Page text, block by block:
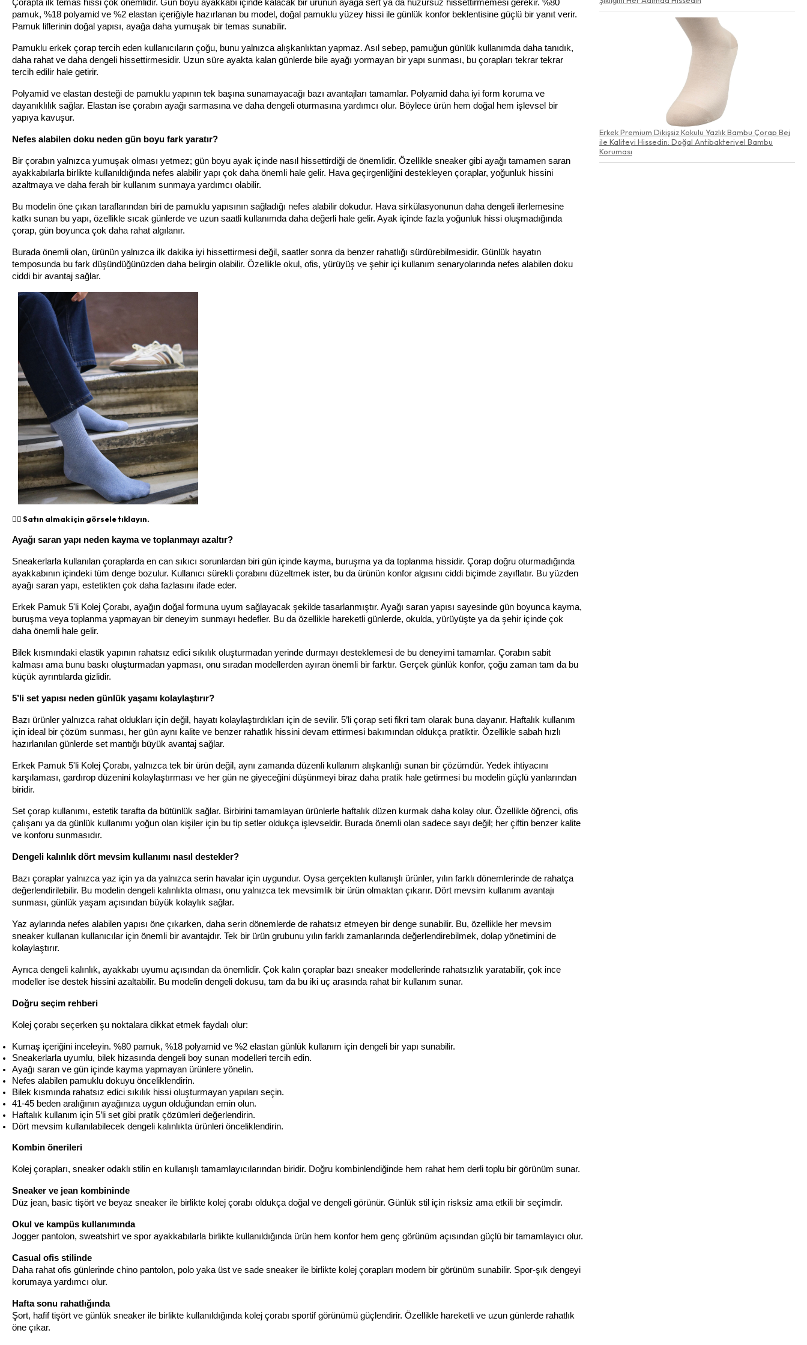
Çorapta ilk temas hissi çok önemlidir. Gün boyu ayakkabı içinde kalacak bir ürünün ayağa sert ya da huzursuz hissettirmemesi gerekir. %80
pamuk, %18 polyamid ve %2 elastan içeriğiyle hazırlanan bu model, doğal pamuklu yüzey hissi ile günlük konfor beklentisine güçlü bir yanıt verir.
Pamuk liflerinin doğal yapısı, ayağa daha yumuşak bir temas sunabilir.
Pamuklu erkek çorap tercih eden kullanıcıların çoğu, bunu yalnızca alışkanlıktan yapmaz. Asıl sebep, pamuğun günlük kullanımda daha tanıdık,
daha rahat ve daha dengeli hissettirmesidir. Uzun süre ayakta kalan günlerde bile ayağı yormayan bir yapı sunması, bu çorapları tekrar tekrar
tercih edilir hale getirir.
Polyamid ve elastan desteği de pamuklu yapının tek başına sunamayacağı bazı avantajları tamamlar. Polyamid daha iyi form koruma ve
dayanıklılık sağlar. Elastan ise çorabın ayağı sarmasına ve daha dengeli oturmasına yardımcı olur. Böylece ürün hem doğal hem işlevsel bir
yapıya kavuşur.
Nefes alabilen doku neden gün boyu fark yaratır?
Bir çorabın yalnızca yumuşak olması yetmez; gün boyu ayak içinde nasıl hissettirdiği de önemlidir. Özellikle sneaker gibi ayağı tamamen saran
ayakkabılarla birlikte kullanıldığında nefes alabilir yapı çok daha önemli hale gelir. Hava geçirgenliğini destekleyen çoraplar, yoğunluk hissini
azaltmaya ve daha ferah bir kullanım sunmaya yardımcı olabilir.
Bu modelin öne çıkan taraflarından biri de pamuklu yapısının sağladığı nefes alabilir dokudur. Hava sirkülasyonunun daha dengeli ilerlemesine
katkı sunan bu yapı, özellikle sıcak günlerde ve uzun saatli kullanımda daha değerli hale gelir. Ayak içinde fazla yoğunluk hissi oluşmadığında
çorap, gün boyunca çok daha rahat algılanır.
Burada önemli olan, ürünün yalnızca ilk dakika iyi hissettirmesi değil, saatler sonra da benzer rahatlığı sürdürebilmesidir. Günlük hayatın
temposunda bu fark düşündüğünüzden daha belirgin olabilir. Özellikle okul, ofis, yürüyüş ve şehir içi kullanım senaryolarında nefes alabilen doku
ciddi bir avantaj sağlar.
👉🏻 Satın almak için görsele tıklayın.
Ayağı saran yapı neden kayma ve toplanmayı azaltır?
Sneakerlarla kullanılan çoraplarda en can sıkıcı sorunlardan biri gün içinde kayma, buruşma ya da toplanma hissidir. Çorap doğru oturmadığında
ayakkabının içindeki tüm denge bozulur. Kullanıcı sürekli çorabını düzeltmek ister, bu da ürünün konfor algısını ciddi biçimde zayıflatır. Bu yüzden
ayağı saran yapı, estetikten çok daha fazlasını ifade eder.
Erkek Pamuk 5'li Kolej Çorabı, ayağın doğal formuna uyum sağlayacak şekilde tasarlanmıştır. Ayağı saran yapısı sayesinde gün boyunca kayma,
buruşma veya toplanma yapmayan bir deneyim sunmayı hedefler. Bu da özellikle hareketli günlerde, okulda, yürüyüşte ya da şehir içinde çok
daha önemli hale gelir.
Bilek kısmındaki elastik yapının rahatsız edici sıkılık oluşturmadan yerinde durmayı desteklemesi de bu deneyimi tamamlar. Çorabın sabit
kalması ama bunu baskı oluşturmadan yapması, onu sıradan modellerden ayıran önemli bir farktır. Gerçek günlük konfor, çoğu zaman tam da bu
küçük ayrıntılarda gizlidir.
5’li set yapısı neden günlük yaşamı kolaylaştırır?
Bazı ürünler yalnızca rahat oldukları için değil, hayatı kolaylaştırdıkları için de sevilir. 5’li çorap seti fikri tam olarak buna dayanır. Haftalık kullanım
için ideal bir çözüm sunması, her gün aynı kalite ve benzer rahatlık hissini devam ettirmesi bakımından oldukça pratiktir. Özellikle sabah hızlı
hazırlanılan günlerde set mantığı büyük avantaj sağlar.
Erkek Pamuk 5'li Kolej Çorabı, yalnızca tek bir ürün değil, aynı zamanda düzenli kullanım alışkanlığı sunan bir çözümdür. Yedek ihtiyacını
karşılaması, gardırop düzenini kolaylaştırması ve her gün ne giyeceğini düşünmeyi biraz daha pratik hale getirmesi bu modelin güçlü yanlarından
biridir.
Set çorap kullanımı, estetik tarafta da bütünlük sağlar. Birbirini tamamlayan ürünlerle haftalık düzen kurmak daha kolay olur. Özellikle öğrenci, ofis
çalışanı ya da günlük kullanımı yoğun olan kişiler için bu tip setler oldukça işlevseldir. Burada önemli olan sadece sayı değil; her çiftin benzer kalite
ve konforu sunmasıdır.
Dengeli kalınlık dört mevsim kullanımı nasıl destekler?
Bazı çoraplar yalnızca yaz için ya da yalnızca serin havalar için uygundur. Oysa gerçekten kullanışlı ürünler, yılın farklı dönemlerinde de rahatça
değerlendirilebilir. Bu modelin dengeli kalınlıkta olması, onu yalnızca tek mevsimlik bir ürün olmaktan çıkarır. Dört mevsim kullanım avantajı
sunması, günlük yaşam açısından büyük kolaylık sağlar.
Yaz aylarında nefes alabilen yapısı öne çıkarken, daha serin dönemlerde de rahatsız etmeyen bir denge sunabilir. Bu, özellikle her mevsim
sneaker kullanan kullanıcılar için önemli bir avantajdır. Tek bir ürün grubunu yılın farklı zamanlarında değerlendirebilmek, dolap yönetimini de
kolaylaştırır.
Ayrıca dengeli kalınlık, ayakkabı uyumu açısından da önemlidir. Çok kalın çoraplar bazı sneaker modellerinde rahatsızlık yaratabilir, çok ince
modeller ise destek hissini azaltabilir. Bu modelin dengeli dokusu, tam da bu iki uç arasında rahat bir kullanım sunar.
Doğru seçim rehberi
Kolej çorabı seçerken şu noktalara dikkat etmek faydalı olur:
Kumaş içeriğini inceleyin. %80 pamuk, %18 polyamid ve %2 elastan günlük kullanım için dengeli bir yapı sunabilir.
Sneakerlarla uyumlu, bilek hizasında dengeli boy sunan modelleri tercih edin.
Ayağı saran ve gün içinde kayma yapmayan ürünlere yönelin.
Nefes alabilen pamuklu dokuyu önceliklendirin.
Bilek kısmında rahatsız edici sıkılık hissi oluşturmayan yapıları seçin.
41-45 beden aralığının ayağınıza uygun olduğundan emin olun.
Haftalık kullanım için 5’li set gibi pratik çözümleri değerlendirin.
Dört mevsim kullanılabilecek dengeli kalınlıkta ürünleri önceliklendirin.
Kombin önerileri
Kolej çorapları, sneaker odaklı stilin en kullanışlı tamamlayıcılarından biridir. Doğru kombinlendiğinde hem rahat hem derli toplu bir görünüm sunar.
Sneaker ve jean kombininde
Düz jean, basic tişört ve beyaz sneaker ile birlikte kolej çorabı oldukça doğal ve dengeli görünür. Günlük stil için risksiz ama etkili bir seçimdir.
Okul ve kampüs kullanımında
Jogger pantolon, sweatshirt ve spor ayakkabılarla birlikte kullanıldığında ürün hem konfor hem genç görünüm açısından güçlü bir tamamlayıcı olur.
Casual ofis stilinde
Daha rahat ofis günlerinde chino pantolon, polo yaka üst ve sade sneaker ile birlikte kolej çorapları modern bir görünüm sunabilir. Spor-şık dengeyi
korumaya yardımcı olur.
Hafta sonu rahatlığında
Şort, hafif tişört ve günlük sneaker ile birlikte kullanıldığında kolej çorabı sportif görünümü güçlendirir. Özellikle hareketli ve uzun günlerde rahatlık
öne çıkar.
Erkek Premium Dikişsiz Kokulu Yazlık Bambu Çorap Bej
ile Kaliteyi Hissedin: Doğal Antibakteriyel Bambu
Koruması